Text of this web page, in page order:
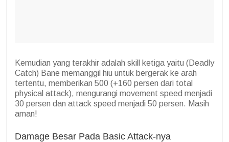
Kemudian yang terakhir adalah skill ketiga yaitu (Deadly
Catch) Bane memanggil hiu untuk bergerak ke arah
tertentu, memberikan 500 (+160 persen dari total
physical attack), mengurangi movement speed menjadi
30 persen dan attack speed menjadi 50 persen. Masih
aman!
Damage Besar Pada Basic Attack-nya